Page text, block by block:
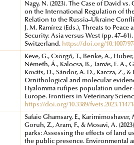
Nagy, N. (2023). The Case of David
on the International Regulation of
Relation to the Russia–Ukraine
J. M. Ramírez (Eds.), Threats to
Security: Asia versus West (pp.
Switzerland. https://doi.org/10.1007/
Keve, G., Csörgő, T., Benke, A.,
Németh, Á., Kalocsa, B., Tamás, E. A.,
Kováts, D., Sándor, A. D., Karcza, Z., &
Ornithological and molecular
Hyalomma rufipes population
Europe. Frontiers in Veterinary
https://doi.org/10.3389/
Safaie Ghamsary, E.,
Goruh, Z., Aram, F., & Mosavi, A.
parks: Assessing the effects of land
the public presence. Environmental